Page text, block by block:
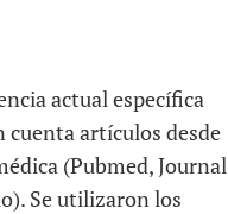
actual específica
cuenta artículos desde
(Pubmed, Journal
Se utilizaron los